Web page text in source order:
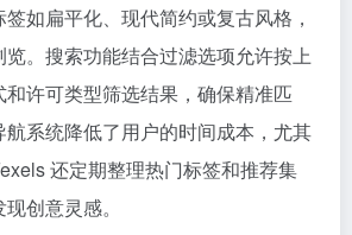
如扁平化、现代简约或复古风格，
。搜索功能结合过滤选项允许按上
许可类型筛选结果，确保精准匹
系统降低了用户的时间成本，尤其
还定期整理热门标签和推荐集
创意灵感。